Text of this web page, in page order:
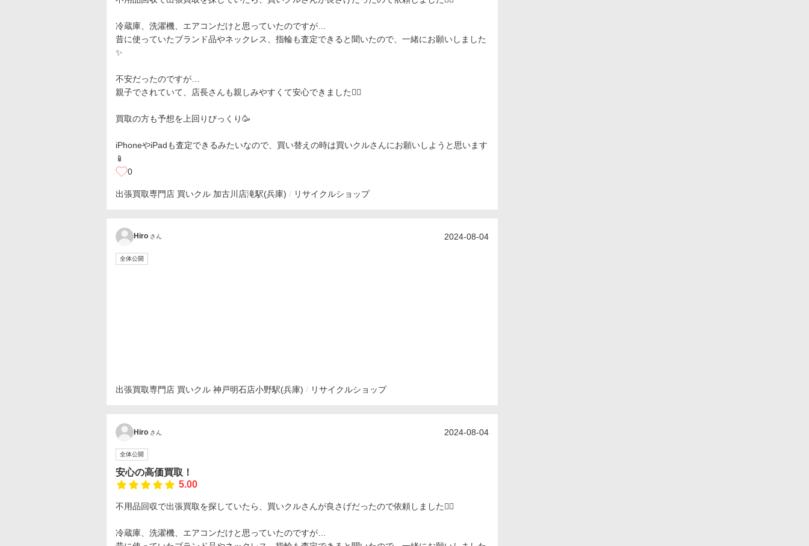
冷蔵庫、洗濯機、エアコンだけと思っていたのですが…
昔に使っていたブランド品やネックレス、指輪も査定できると聞いたので、一緒にお願いしました
✨
不安だったのですが…
親子でされていて、店長さんも親しみやすくて安心できました🙂‍↕️
買取の方も予想を上回りびっくり🥳
iPhoneやiPadも査定できるみたいなので、買い替えの時は買いクルさんにお願いしようと思います
📱
0
出張買取専門店 買いクル 加古川店滝駅(兵庫) リサイクルショップ
Hiro さん 2024-08-04
全体公開
出張買取専門店 買いクル 神戸明石店小野駅(兵庫) リサイクルショップ
Hiro さん 2024-08-04
全体公開
安心の高価買取！
5.00
不用品回収で出張買取を探していたら、買いクルさんが良さげだったので依頼しました🙆‍♀️
冷蔵庫、洗濯機、エアコンだけと思っていたのですが…